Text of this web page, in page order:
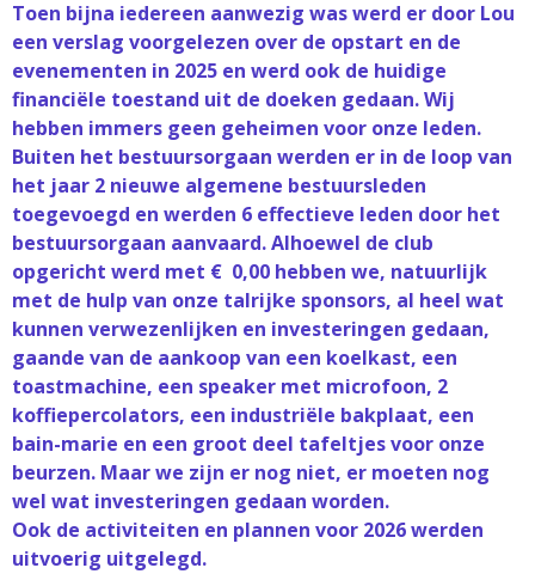
Toen bijna iedereen aanwezig was werd er door Lou
een verslag voorgelezen over de opstart en de
evenementen in 2025 en werd ook de huidige
financiële toestand uit de doeken gedaan. Wij
hebben immers geen geheimen voor onze leden.
Buiten het bestuursorgaan werden er in de loop van
het jaar 2 nieuwe algemene bestuursleden
toegevoegd en werden 6 effectieve leden door het
bestuursorgaan aanvaard. Alhoewel de club
opgericht werd met € 0,00 hebben we, natuurlijk
met de hulp van onze talrijke sponsors, al heel wat
kunnen verwezenlijken en investeringen gedaan,
gaande van de aankoop van een koelkast, een
toastmachine, een speaker met microfoon, 2
koffiepercolators, een industriële bakplaat, een
bain-marie en een groot deel tafeltjes voor onze
beurzen. Maar we zijn er nog niet, er moeten nog
wel wat investeringen gedaan worden.
Ook de activiteiten en plannen voor 2026 werden
uitvoerig uitgelegd.